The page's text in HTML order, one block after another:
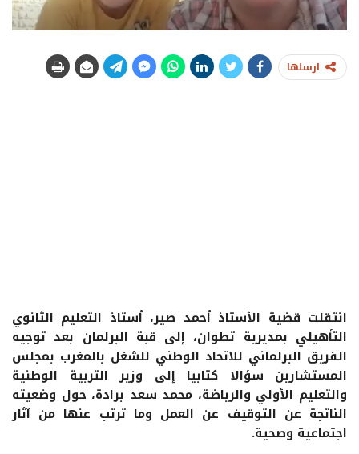
ارسلها
انتقلت قضية الأستاذ أحمد صير، أستاذ التعليم الثانوي
التأهيلي بمديرية تطوان، إلى قبة البرلمان بعد توجيه
الفريق البرلماني للاتحاد الوطني للشغل بالمغرب بمجلس
المستشارين سؤالا كتابيا إلى وزير التربية الوطنية
والتعليم الأولي والرياضة، محمد سعد برادة، حول وضعيته
الناتجة عن التوقيف عن العمل وما ترتب عنها من آثار
اجتماعية وصحية.